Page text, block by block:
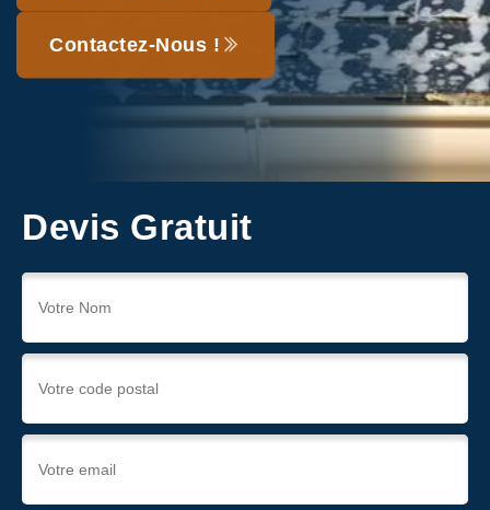
Contactez-Nous !
Devis Gratuit